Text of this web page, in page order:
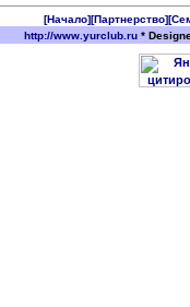
[Начало][Партнерство]
http://www.yurclub.ru *